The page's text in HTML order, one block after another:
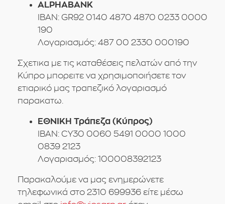
ALPHABANK
IBAN: GR92 0140 4870 4870 0233 0000
190
Λογαριασμός: 487 00 2330 000190
Σχετικα με τις καταθέσεις πελατών από την
Κύπρο μπορειτε να χρησιμοποιήσετε τον
ετιαρικό μας τραπεζικό λογαριασμό
παρακατω.
ΕΘΝΙΚΗ Τράπεζα (Κύπρος)
IBAN: CY30 0060 5491 0000 1000
0839 2123
Λογαριασμός: 100008392123
Παρακαλούμε να μας ενημερώνετε
τηλεφωνικά στο 2310 699936 είτε μέσω